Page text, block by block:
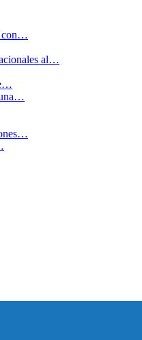
con…
al…
una…